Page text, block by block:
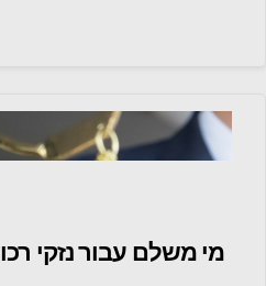
מי משלם עבור נזקי